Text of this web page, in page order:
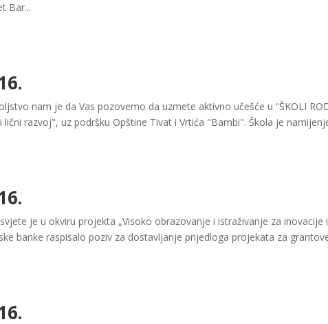
Bar...
nam je da Vas pozovemo da uzmete aktivno učešće u “ŠKOLI
lični razvoj", uz podršku Opštine Tivat i Vrtića "Bambi". Škola je
je u okviru projekta „Visoko obrazovanje i istraživanje za inovacije
banke raspisalo poziv za dostavljanje prijedloga projekata za